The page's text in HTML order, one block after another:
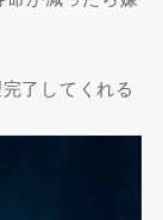
了してくれる